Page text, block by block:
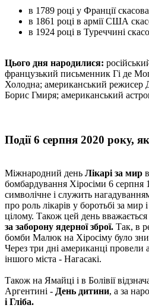
в 1789 році у Франції
в 1861 році в армії США
в 1924 році в Туреччині
Цього дня народилися:
французький письменник Гі де
Холодна; американський
Борис Гмиря; американський
Події 6 серпня 2020 року,
Міжнародний день Лікарі за мир
бомбардування Хіросіми 6 серпня
символічне і служить
про роль лікарів у боротьбі за мир
цілому. Також цей день вважається
за заборону ядерної зброї. Так, в
бомби Малюк на Хіросіму було
Через три дні американці
іншого міста - Нагасакі.
Також на Ямайці і в Болівії
Аргентині - День дитини, а за
і Гліба.